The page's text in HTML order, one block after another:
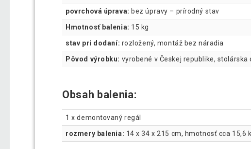
povrchová úprava: bez úpravy – prírodný stav
Hmotnosť balenia: 15 kg
stav pri dodaní: rozložený, montáž bez náradia
Pôvod výrobku: vyrobené v Českej republike, stolárska
Obsah balenia:
1 x demontovaný regál
rozmery balenia: 14 x 34 x 215 cm, hmotnosť cca 15,6